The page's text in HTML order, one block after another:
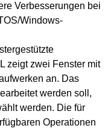
Verbesserungen bei
Windows-
zeigt zwei Fenster mit
an. Das
werden soll,
werden. Die für
Operationen